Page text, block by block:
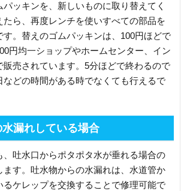
ッキンを、新しいものに取り替えてく
たら、再度レンチを使いすべての部品を
す。替えのゴムパッキンは、100円ほどで
円均一ショップやホームセンター、イン
販売されています。5分ほどで終わるので
などの時間がある時でなくても行えるで
漏れしている場合
、吐水口からポタポタ水が垂れる場合の
ます。吐水物からの水漏れは、水道管か
るケレップを交換することで修理可能で